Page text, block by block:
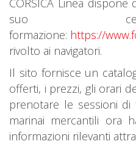
CORSICA Linea
suo
formazione: https://
rivolto ai navigatori.
Il sito fornisce un
offerti, i prezzi, gli orari
prenotare le sessioni di
marinai mercantili ora
informazioni rilevanti